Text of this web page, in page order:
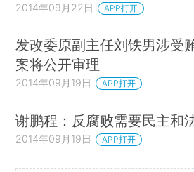
2014年09月22日 APP打开
发改委原副主任刘铁男涉受
案将公开审理
2014年09月19日 APP打开
谢鹏程：反腐败需要民主和
2014年09月19日 APP打开